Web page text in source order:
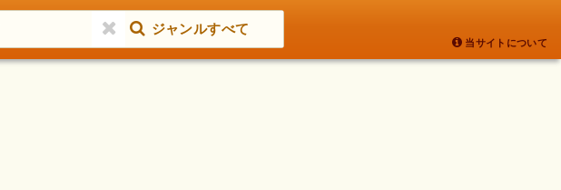
ジャンルすべて
当サイトについて